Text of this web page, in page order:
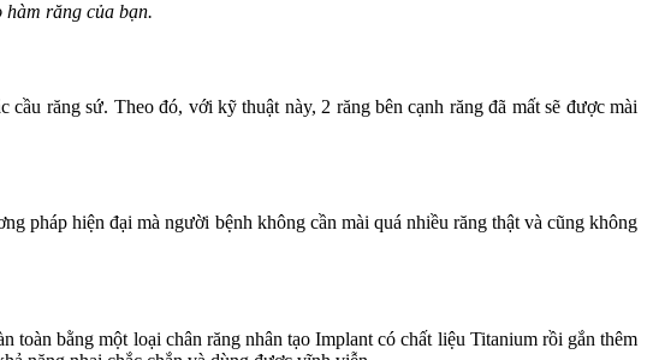
hàm răng của bạn.
răng sứ. Theo đó, với kỹ thuật này, 2 răng bên cạnh răng đã mất sẽ được mài
pháp hiện đại mà người bệnh không cần mài quá nhiều răng thật và cũng không
bằng một loại chân răng nhân tạo Implant có chất liệu Titanium rồi gắn thêm